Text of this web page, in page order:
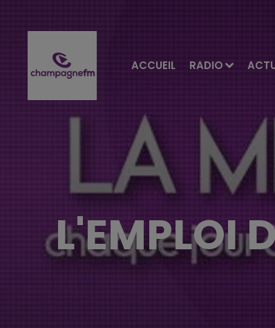
ACCUEIL RADIO
L'EMPLOI